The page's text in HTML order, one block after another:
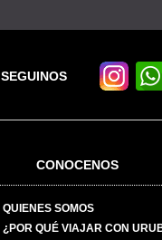
SEGUINOS
CONOCENOS
QUIENES SOMOS
¿POR QUÉ VIAJAR CON